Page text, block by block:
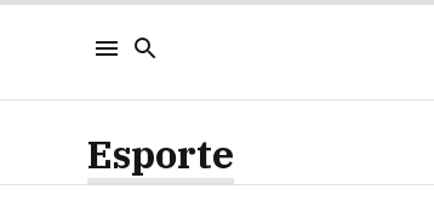
Esporte